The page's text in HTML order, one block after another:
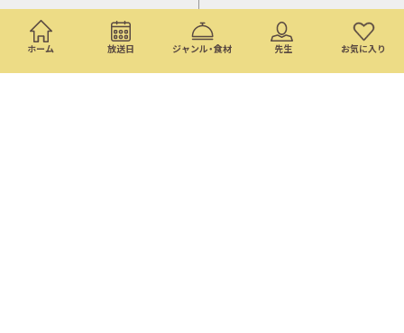
ホーム 放送日 ジャンル・食材 先生 お気に入り
バラエティ・音楽 映画